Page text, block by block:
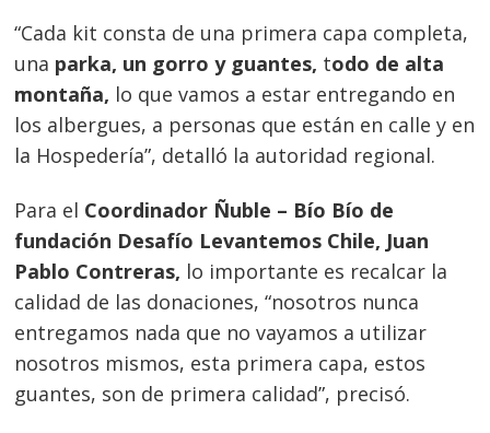
“Cada kit consta de una primera capa completa,
una parka, un gorro y guantes, todo de alta
montaña, lo que vamos a estar entregando en
los albergues, a personas que están en calle y en
la Hospedería”, detalló la autoridad regional.
Para el Coordinador Ñuble – Bío Bío de
fundación Desafío Levantemos Chile, Juan
Pablo Contreras, lo importante es recalcar la
calidad de las donaciones, “nosotros nunca
entregamos nada que no vayamos a utilizar
nosotros mismos, esta primera capa, estos
guantes, son de primera calidad”, precisó.
Navegación
de
entradas